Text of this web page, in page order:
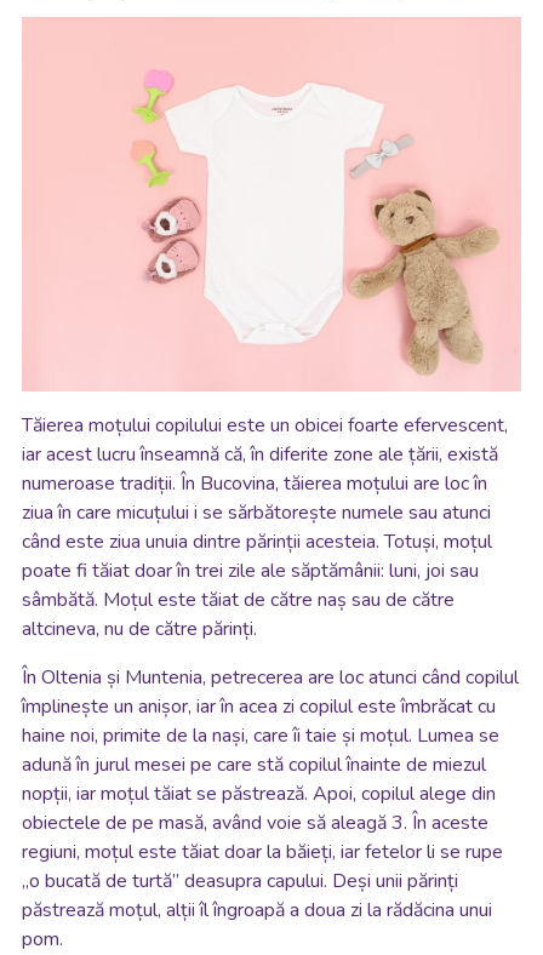
Tăierea moțului copilului este un obicei foarte efervescent,
iar acest lucru înseamnă că, în diferite zone ale țării, există
numeroase tradiții. În Bucovina, tăierea moțului are loc în
ziua în care micuțului i se sărbătorește numele sau atunci
când este ziua unuia dintre părinții acesteia. Totuși, moțul
poate fi tăiat doar în trei zile ale săptămânii: luni, joi sau
sâmbătă. Moțul este tăiat de către naș sau de către
altcineva, nu de către părinți.
În Oltenia și Muntenia, petrecerea are loc atunci când copilul
împlinește un anișor, iar în acea zi copilul este îmbrăcat cu
haine noi, primite de la nași, care îi taie și moțul. Lumea se
adună în jurul mesei pe care stă copilul înainte de miezul
nopții, iar moțul tăiat se păstrează. Apoi, copilul alege din
obiectele de pe masă, având voie să aleagă 3. În aceste
regiuni, moțul este tăiat doar la băieți, iar fetelor li se rupe
„o bucată de turtă” deasupra capului. Deși unii părinți
păstrează moțul, alții îl îngroapă a doua zi la rădăcina unui
pom.